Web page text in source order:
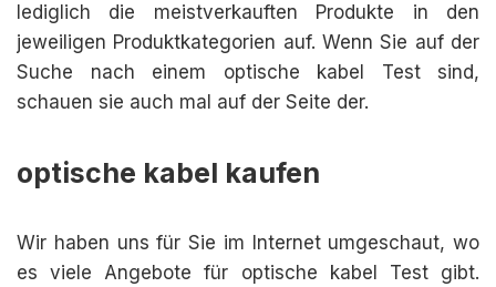
lediglich die meistverkauften Produkte in den
jeweiligen Produktkategorien auf. Wenn Sie auf der
Suche nach einem optische kabel Test sind,
schauen sie auch mal auf der Seite der.
optische kabel kaufen
Wir haben uns für Sie im Internet umgeschaut, wo
es viele Angebote für optische kabel Test gibt.